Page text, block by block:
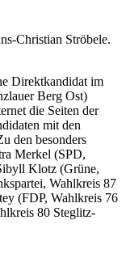
Christian Ströbele.
Direktkandidat im
Berg Ost)
die Seiten der
mit den
den besonders
Merkel (SPD,
Klotz (Grüne,
Wahlkreis 87
(FDP, Wahlkreis 76
80 Steglitz-